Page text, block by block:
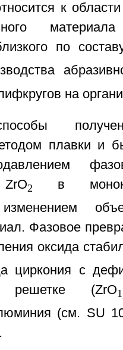
к
по
на
плавки и
2
в
изменением
Фазовое
оксида
циркония с
решетке (ZrO
(см. SU